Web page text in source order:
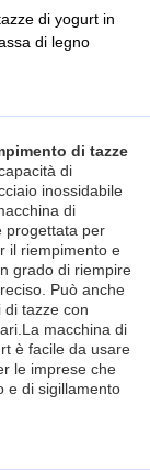
di yogurt in
di legno
di tazze
di
inossidabile
di
progettata per
il riempimento e
grado di riempire
Può anche
tazze con
macchina di
è facile da usare
le imprese che
e di sigillamento